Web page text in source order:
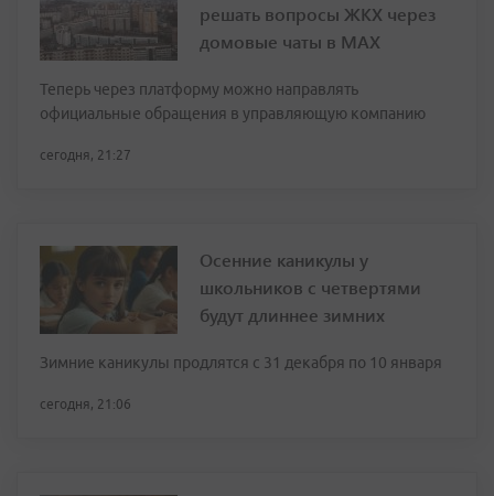
решать вопросы ЖКХ через
домовые чаты в МАХ
Теперь через платформу можно направлять
официальные обращения в управляющую компанию
сегодня, 21:27
Осенние каникулы у
школьников с четвертями
будут длиннее зимних
Зимние каникулы продлятся с 31 декабря по 10 января
сегодня, 21:06